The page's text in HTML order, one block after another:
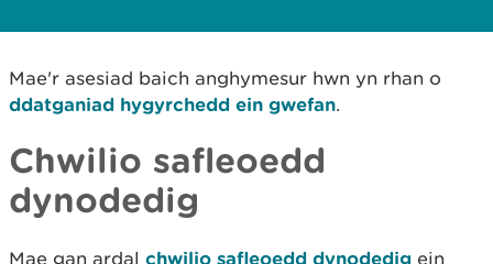
Mae'r asesiad baich anghymesur hwn yn rhan o
ddatganiad hygyrchedd ein gwefan.
Chwilio safleoedd
dynodedig
Mae gan ardal chwilio safleoedd dynodedig ein